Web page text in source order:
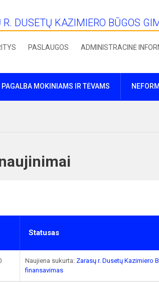
R. DUSETŲ KAZIMIERO BŪGOS
PASLAUGOS ADMINISTRACINĖ
PAGALBA MOKINIAMS IR TĖVAMS
Statusas
Naujiena sukurta: Zarasų r. Dusetų Kazimiero
finansavimas